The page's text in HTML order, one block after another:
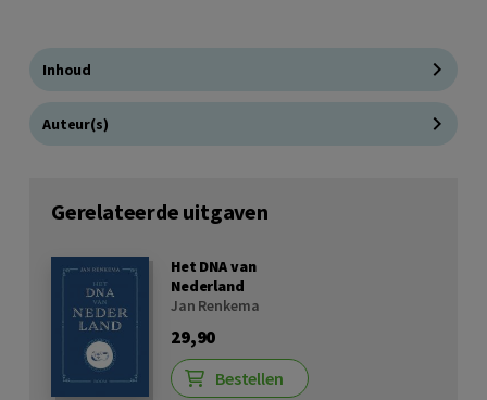
Inhoud
Auteur(s)
Gerelateerde uitgaven
Het DNA van
Nederland
Jan Renkema
29,90
Bestellen